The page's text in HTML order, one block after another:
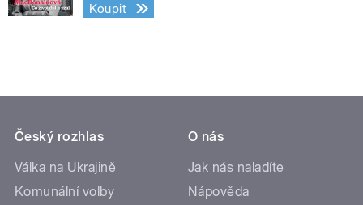
Koupit
Český rozhlas
Válka na Ukrajině
Komunální volby
O nás
Jak nás naladíte
Nápověda